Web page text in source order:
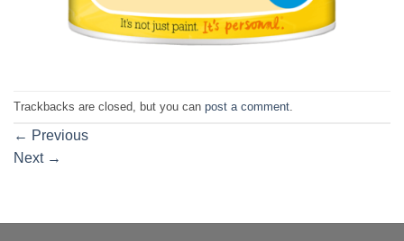
Trackbacks are closed, but you can post a comment
← Previous
Next →